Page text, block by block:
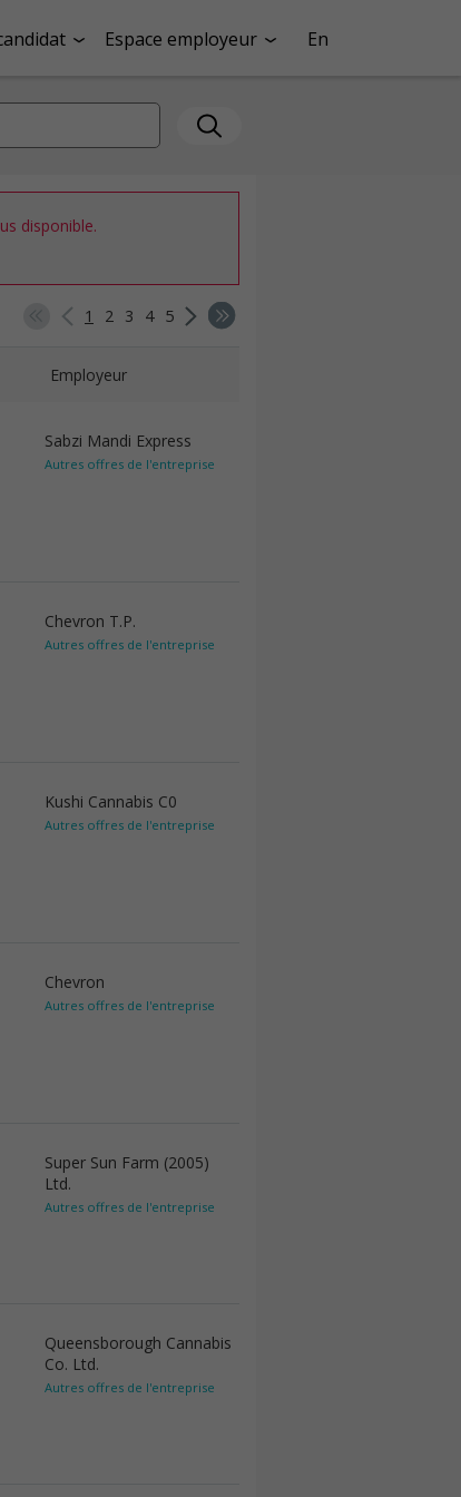
Espace employeur En
disponible.
1 2 3 4 5
Employeur
Sabzi Mandi Express
Autres offres de l'entreprise
Chevron T.P.
Autres offres de l'entreprise
Kushi Cannabis C0
Autres offres de l'entreprise
Chevron
Autres offres de l'entreprise
Super Sun Farm (2005)
Ltd.
Autres offres de l'entreprise
Queensborough Cannabis
Co. Ltd.
Autres offres de l'entreprise